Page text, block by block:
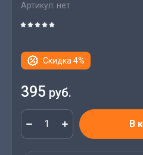
Артикул: нет
Скидка 4%
395 руб.
В